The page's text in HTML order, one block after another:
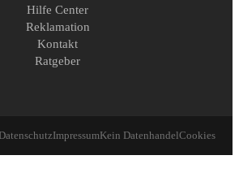
Hilfe Center
Reklamation
Kontakt
Ratgeber
ImpressumKein DatenhandelCookies